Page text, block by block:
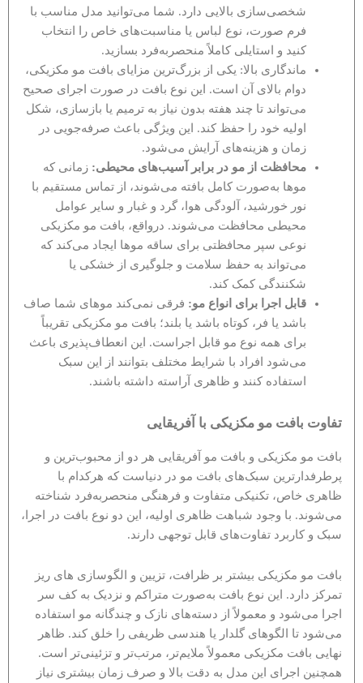
شخصی‌سازی بالایی دارد. شما می‌توانید مدل مناسب با
فرم صورت، نوع لباس یا مناسبت‌های خاص را انتخاب
کنید و استایلی کاملاً منحصربه‌فرد بسازید.
ماندگاری بالا: یکی از بزرگ‌ترین مزایای بافت مو مکزیکی،
دوام بالای آن است. این نوع بافت در صورت اجرای صحیح
می‌تواند تا چند هفته بدون نیاز به ترمیم یا بازسازی، شکل
اولیه خود را حفظ کند. این ویژگی باعث صرفه‌جویی در
زمان و هزینه‌های آرایش می‌شود.
محافظت از مو در برابر آسیب‌های محیطی: زمانی که
موها به‌صورت کامل بافته می‌شوند، از تماس مستقیم با
نور خورشید، آلودگی هوا، گرد و غبار و سایر عوامل
محیطی محافظت می‌شوند. درواقع، بافت مو مکزیکی
نوعی سپر محافظتی برای ساقه موها ایجاد می‌کند که
می‌تواند به حفظ سلامت و جلوگیری از خشکی یا
شکنندگی کمک کند.
قابل اجرا برای انواع مو: فرقی نمی‌کند موهای شما صاف
باشد یا فر، کوتاه باشد یا بلند؛ بافت مو مکزیکی تقریباً
برای همه نوع مو قابل اجراست. این انعطاف‌پذیری باعث
می‌شود افراد با شرایط مختلف بتوانند از این سبک
استفاده کنند و ظاهری آراسته داشته باشند.
تفاوت بافت مو مکزیکی با آفریقایی
بافت مو مکزیکی و بافت مو آفریقایی هر دو از محبوب‌ترین و
پرطرفدارترین سبک‌های بافت مو در دنیاست که هرکدام با
ظاهری خاص، تکنیکی متفاوت و فرهنگی منحصربه‌فرد شناخته
می‌شوند. با وجود شباهت ظاهری اولیه، این دو نوع بافت در اجرا،
سبک و کاربرد تفاوت‌های قابل توجهی دارند.
بافت مو مکزیکی بیشتر بر ظرافت، تزیین و الگوسازی های ریز
تمرکز دارد. این نوع بافت به‌صورت متراکم و نزدیک به کف سر
اجرا می‌شود و معمولاً از دسته‌های نازک و چندگانه مو استفاده
می‌شود تا الگوهای گلدار یا هندسی ظریفی را خلق کند. ظاهر
نهایی بافت مکزیکی معمولاً ملایم‌تر، مرتب‌تر و تزئینی‌تر است.
همچنین اجرای این مدل به دقت بالا و صرف زمان بیشتری نیاز